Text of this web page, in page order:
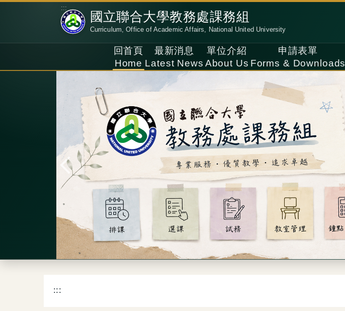
:::
國立聯合大學教務處課務組
Curriculum, Office of Academic Affairs, National United University
回首頁
Home
最新消息
Latest News
單位介紹
About Us
申請表單
Forms & Downloads
:::